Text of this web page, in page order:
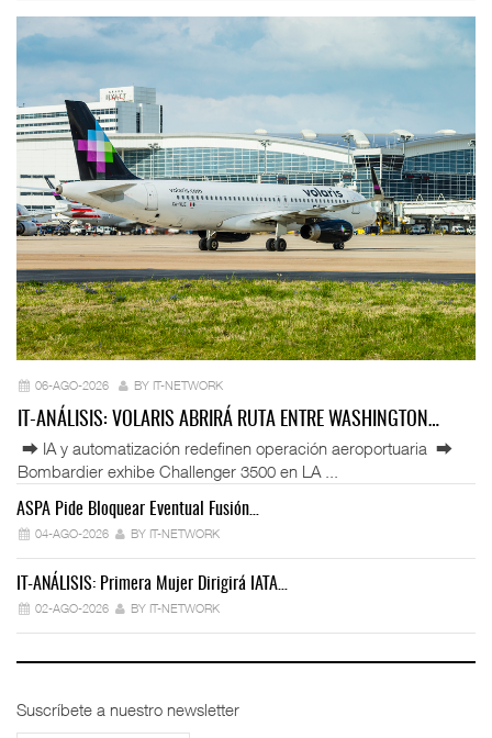
06-AGO-2026 BY IT-NETWORK
IT-ANÁLISIS: VOLARIS ABRIRÁ RUTA ENTRE WASHINGTON…
⮕ IA y automatización redefinen operación aeroportuaria ⮕
Bombardier exhibe Challenger 3500 en LA ...
ASPA Pide Bloquear Eventual Fusión…
04-AGO-2026 BY IT-NETWORK
IT-ANÁLISIS: Primera Mujer Dirigirá IATA…
02-AGO-2026 BY IT-NETWORK
Suscríbete a nuestro newsletter